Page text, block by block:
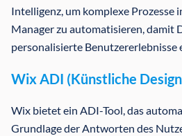
Intelligenz, um komplexe Prozesse
Manager zu automatisieren, damit
personalisierte Benutzererlebnisse
Wix ADI (Künstliche
Wix bietet ein ADI-Tool, das
Grundlage der Antworten des